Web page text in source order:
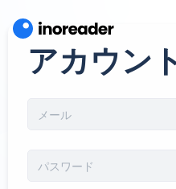
アカウン